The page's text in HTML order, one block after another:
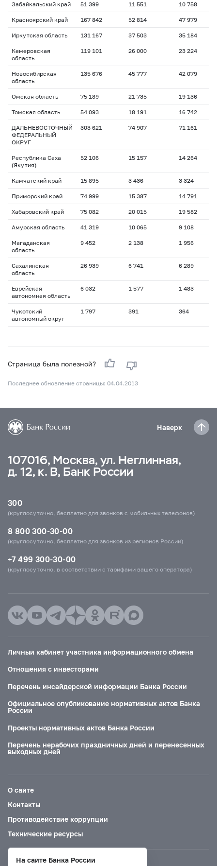
Забайкальский край 51 399 11 551 10 758
Красноярский край 167 842 52 814 47 979
Иркутская область 131 167 37 503 35 184
Кемеровская
область
119 101 26 000 23 224
Новосибирская
область
135 676 45 777 42 079
Омская область 75 189 21 735 19 136
Томская область 54 093 18 191 16 742
ДАЛЬНЕВОСТОЧНЫЙ
ФЕДЕРАЛЬНЫЙ
ОКРУГ
303 621 74 907 71 161
Республика Саха
(Якутия)
52 106 15 157 14 264
Камчатский край 15 895 3 436 3 324
Приморский край 74 999 15 387 14 791
Хабаровский край 75 082 20 015 19 582
Амурская область 41 319 10 065 9 108
Магаданская
область
9 452 2 138 1 956
Сахалинская
область
26 939 6 741 6 289
Еврейская
автономная область
6 032 1 577 1 483
Чукотский
автономный округ
1 797 391 364
Страница была полезной?
Последнее обновление страницы: 04.04.2013
Наверх
107016, Москва, ул. Неглинная,
д. 12, к. В, Банк России
300
(круглосуточно, бесплатно для звонков с мобильных телефонов)
8 800 300-30-00
(круглосуточно, бесплатно для звонков из регионов России)
+7 499 300-30-00
(круглосуточно, в соответствии с тарифами вашего оператора)
Личный кабинет участника информационного обмена
Отношения с инвесторами
Перечень инсайдерской информации Банка России
Официальное опубликование нормативных актов Банка
России
Проекты нормативных актов Банка России
Перечень нерабочих праздничных дней и перенесенных
выходных дней
О сайте
Контакты
Противодействие коррупции
Технические ресурсы
На сайте Банка России